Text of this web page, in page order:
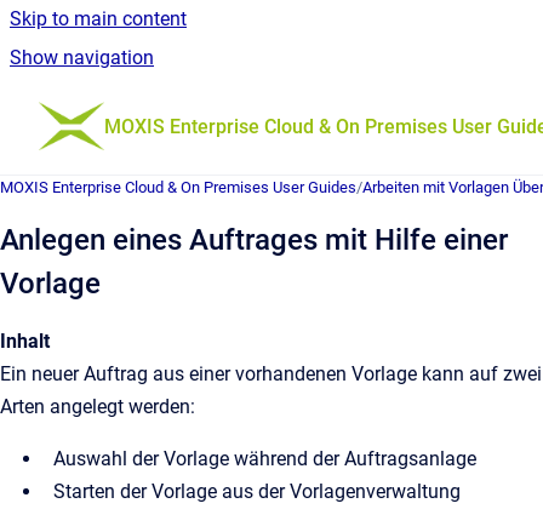
Skip to main content
Show navigation
Go to homepage
MOXIS Enterprise Cloud & On Premises User
MOXIS Enterprise Cloud & On Premises User Guides/Arbeiten mit Vorlagen
Anlegen eines Auftrages mit Hilfe einer
Vorlage
Inhalt
Ein neuer Auftrag aus einer vorhandenen Vorlage kann auf zwei
Arten angelegt werden:
Auswahl der Vorlage während der Auftragsanlage
Starten der Vorlage aus der Vorlagenverwaltung